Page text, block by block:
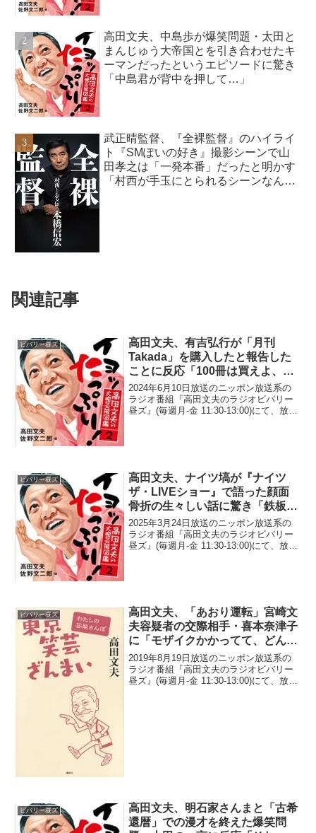
高田文夫、中島歩が爆笑問題・太田と
まんじゅう大帝国とを引き合わせたキ
ーマンだったというエピソードに驚き
「中島君が背中を押して…」
武正晴監督、『全裸監督』のハイライ
ト『SMぽいの好き』撮影シーンで山
田孝之は「一発本番」だったと明かす
「村西が手玉にとられるシーンなん
関連記事
ビバリー昼ズ
高田文夫、有吉弘行が「月刊
Takada」を購入したと報告した
ことに反応「100冊は買えよ、お
前」
2024年6月10日放送のニッポン放送系の
ラジオ番組『高田文夫のラジオビバリー
昼ズ』(毎週月-金 11:30-13:00)にて、放送
ビバリー昼ズ
高田文夫、ナイツ塙が『ナイツ
ザ・LIVEショー』で語った顔面
骨折の生々しい話に驚き「鉄板が
8枚入ってんだって(笑)」
2025年3月24日放送のニッポン放送系の
ラジオ番組『高田文夫のラジオビバリー
昼ズ』(毎週月-金 11:30-13:00)にて、放送
ビバリー昼ズ
高田文夫、「あおり運転」宮崎文
夫容疑者の交際相手・喜本奈津子
に「モザイクかかってて、どんな
若い姉ちゃん連れてんのかと思っ
たら51歳」
2019年8月19日放送のニッポン放送系の
ラジオ番組『高田文夫のラジオビバリー
昼ズ』(毎週月-金 11:30-13:00)にて、放送
ビバリー昼ズ
高田文夫、明石家さんまと「古希
還暦」での漫才を終えた爆笑問